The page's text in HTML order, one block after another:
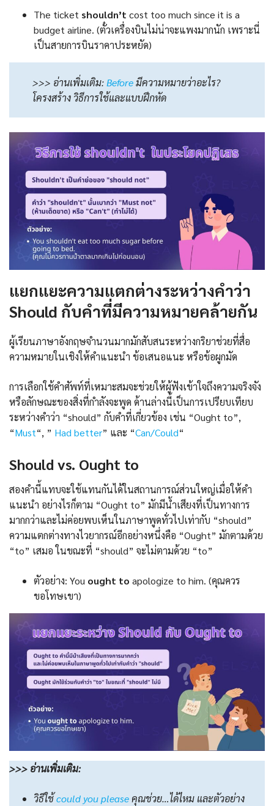
The ticket shouldn’t cost too much since it is a
budget airline. (ตั๋วเครื่องบินไม่น่าจะแพงมากนัก เพราะนี่
เป็นสายการบินราคาประหยัด)
>>> อ่านเพิ่มเติม:Beforeมีความหมายว่าอะไร?
โครงสร้าง วิธีการใช้และแบบฝึกหัด
แยกแยะความแตกต่างระหว่างคำว่า
Should กับคำที่มีความหมายคล้ายกัน
ผู้เรียนภาษาอังกฤษจำนวนมากมักสับสนระหว่างกริยาช่วยที่สื่อ
ความหมายในเชิงให้คำแนะนำ ข้อเสนอแนะ หรือข้อผูกมัด
การเลือกใช้คำศัพท์ที่เหมาะสมจะช่วยให้ผู้ฟังเข้าใจถึงความจริงจัง
หรือลักษณะของสิ่งที่กำลังจะพูด ด้านล่างนี้เป็นการเปรียบเทียบ
ระหว่างคำว่า “should” กับคำที่เกี่ยวข้อง เช่น “Ought to”,
“Must“, ” Had better” และ “Can/Could“
Should vs. Ought to
สองคำนี้แทบจะใช้แทนกันได้ในสถานการณ์ส่วนใหญ่เมื่อให้คำ
แนะนำ อย่างไรก็ตาม “Ought to” มักมีน้ำเสียงที่เป็นทางการ
มากกว่าและไม่ค่อยพบเห็นในภาษาพูดทั่วไปเท่ากับ “should”
ความแตกต่างทางไวยากรณ์อีกอย่างหนึ่งคือ “Ought” มักตามด้วย
“to” เสมอ ในขณะที่ “should” จะไม่ตามด้วย “to”
ตัวอย่าง: You ought to apologize to him. (คุณควร
ขอโทษเขา)
>>> อ่านเพิ่มเติม:
วิธีใช้could you please คุณช่วย…ได้ไหม และตัวอย่าง